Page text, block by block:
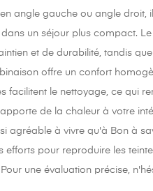
angle gauche ou angle
un séjour plus compact.
et de durabilité, tandis
offre un confort
facilitent le nettoyage, ce qui
de la chaleur à votre
agréable à vivre qu'à Bon à
efforts pour reproduire les
une évaluation précise,